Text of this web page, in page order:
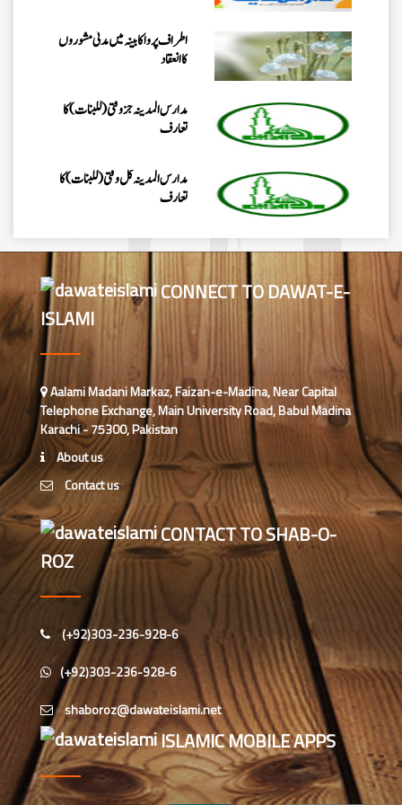
اطراف پرواکابینہ میں مدنی مشوروں
کاانعقاد
مدارس المدینہ جزوقتی (للبنات) کا
تعارف
مدارس المدینہ کل وقتی(للبنات)کا
تعارف
شعبہ مُدَرِّسہ کورس(للبنات) کا
تعارف
مدرسۃ المدینہ کورسز(للبنین) کا
مدارس المدینہ جز وقتی( للبنین)کا
تعارف
مدارس المدینہ کل وقتی(للبنین) کا
تعارف
شعبہ ماہنامہ خواتین کا مختصر تعارف
اسپیشل پرسنز ڈیپارٹمنٹ دعوت
چائنیز لینگوئج ڈیپارٹمنٹ
دارالمدینہ کاتعارف
CONNECT TO DAWAT-E-
ISLAMI
Aalami Madani Markaz, Faizan-e-Madina, Near Capital
Telephone Exchange, Main University Road, Babul Madina
Karachi - 75300, Pakistan
About us
Contact us
CONTACT TO SHAB-O-
ROZ
(+92)303-236-928-6
(+92)303-236-928-6
ISLAMIC MOBILE APPS